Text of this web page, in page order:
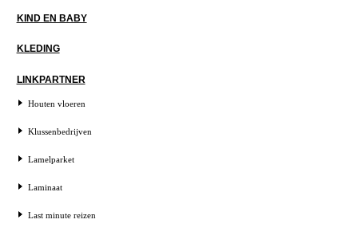
KIND EN BABY
KLEDING
LINKPARTNER
Houten vloeren
Klussenbedrijven
Lamelparket
Laminaat
Last minute reizen